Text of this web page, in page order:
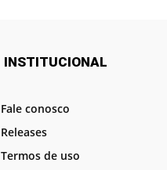
INSTITUCIONAL
Fale conosco
Releases
Termos de uso